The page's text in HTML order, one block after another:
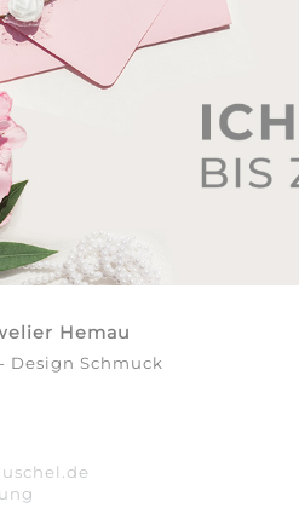
Hemau
Design Schmuck